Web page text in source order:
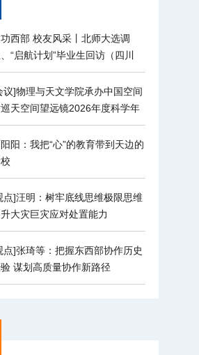
西部 校友风采丨北师大选调
“启航计划”毕业生回访（四川
议]物理与天文学院承办中国空间
天空间望远镜2026年度科学年
阳：我把“心”的教育带到天边的
点]汪明：树牢底线思维极限思维
大灾巨灾应对处置能力
点]张琦等：把握东西部协作历史
谋划高质量协作新路径